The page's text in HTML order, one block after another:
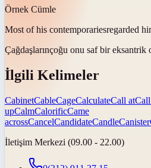
Örnek Cümle
Most of his contemporariesregarded
Çağdaşlarınçoğu onu saf bir eksantrik
İlgili Kelimeler
CabinetCableCageCalculateCall at
upCalmCalorificCame
acrossCancelCandidateCandleCanister
İletişim Merkezi (09.00 - 22.00)